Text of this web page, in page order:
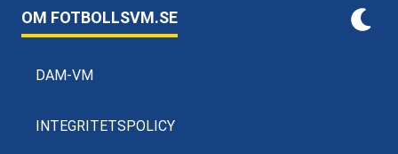
OM FOTBOLLSVM.SE
DAM-VM
INTEGRITETSPOLICY